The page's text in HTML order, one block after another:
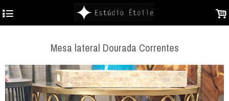
4 .
Mesa lateral Dourada Correntes